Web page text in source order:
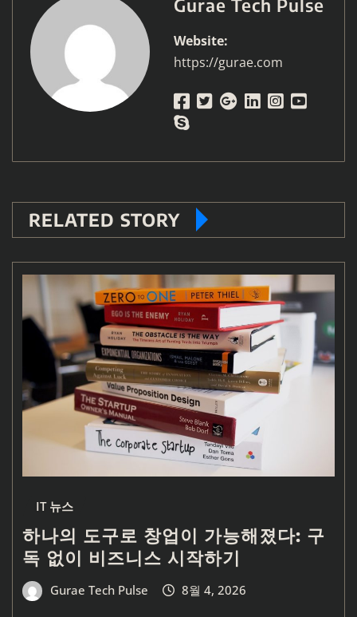
Website:
https://gurae.com
RELATED STORY
IT 뉴스
하나의 도구로 창업이 가능해졌다: 구
독 없이 비즈니스 시작하기
Gurae Tech Pulse 8월 4, 2026